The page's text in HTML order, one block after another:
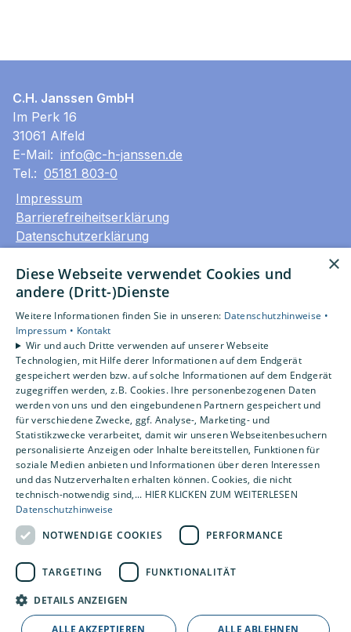
C.H. Janssen GmbH
Im Perk 16
31061 Alfeld
E-Mail: info@c-h-janssen.de
Tel.: 05181 803-0
Impressum
Barrierefreiheitserklärung
Datenschutzerklärung
Unsere Bereiche
Privatkunden
Gewerbekunden
Karriere
Unternehmen
Kontakt
Um externe HTML-Inhalte anzuzeigen, benötigen
wir Ihre Einwilligung.
Weitere Informationen finden Sie in unserer
Datenschutzerklärung.
Cookie-Einstellungen öffnen
×
Diese Webseite verwendet Cookies und
andere (Dritt-)Dienste
Weitere Informationen finden Sie in unseren: Datenschutzhinweise •
Impressum • Kontakt
Wir und auch Dritte verwenden auf unserer Webseite
Technologien, mit Hilfe derer Informationen auf dem Endgerät
gespeichert werden bzw. auf solche Informationen auf dem Endgerät
zugegriffen werden, z.B. Cookies. Ihre personenbezogenen Daten
werden von uns und den eingebundenen Partnern gespeichert und
für verschiedene Zwecke, ggf. Analyse-, Marketing- und
Statistikzwecke verarbeitet, damit wir unseren Webseitenbesuchern
personalisierte Anzeigen oder Inhalte bereitstellen, Funktionen für
soziale Medien anbieten und Informationen über deren Interessen
und das Nutzerverhalten erhalten können. Cookies, die nicht
technisch-notwendig sind,... HIER KLICKEN ZUM WEITERLESEN
Datenschutzhinweise
NOTWENDIGE COOKIES
PERFORMANCE
TARGETING FUNKTIONALITÄT
DETAILS ANZEIGEN
ALLE AKZEPTIEREN ALLE ABLEHNEN